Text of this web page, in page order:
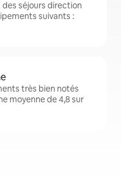
séjours direction
suivants :
très bien notés
moyenne de 4,8 sur